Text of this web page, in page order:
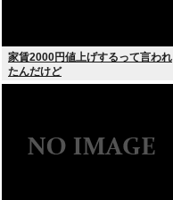
家賃2000円値上げするって言われ
たんだけど